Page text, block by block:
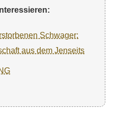
Schwager:
aus dem Jenseits